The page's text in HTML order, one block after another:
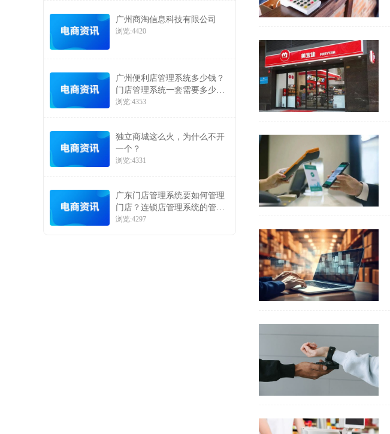
广州商淘信息科技有限公司
浏览:4420
广州便利店管理系统多少钱？
门店管理系统一套需要多少
钱？
浏览:4353
独立商城这么火，为什么不开
一个？
浏览:4331
广东门店管理系统要如何管理
门店？连锁店管理系统的管理
优势介绍
浏览:4297